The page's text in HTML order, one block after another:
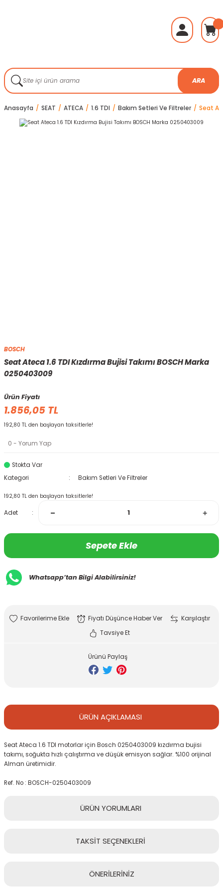
ARA
Anasayfa SEAT ATECA 1.6 TDI Bakım Setleri Ve Filtreler Seat
BOSCH
Seat Ateca 1.6 TDI Kızdırma Bujisi Takımı BOSCH Marka
0250403009
Ürün Fiyatı
1.856,05 TL
192,80 TL den başlayan taksitlerle!
0 - Yorum Yap
Stokta Var
Kategori
Bakım Setleri Ve Filtreler
192,80 TL den başlayan taksitlerle!
Adet
Sepete Ekle
Whatsapp’tan Bilgi Alabilirsiniz!
Fiyatı Düşünce Haber Ver
Karşılaştır
Tavsiye Et
Ürünü Paylaş
ÜRÜN AÇIKLAMASI
Seat Ateca 1.6 TDI motorlar için Bosch 0250403009 kızdırma bujisi
takımı, soğukta hızlı çalıştırma ve düşük emisyon sağlar. %100 orijinal
Alman üretimidir.
Ref. No : BOSCH-0250403009
ÜRÜN YORUMLARI
TAKSİT SEÇENEKLERİ
ÖNERİLERİNİZ